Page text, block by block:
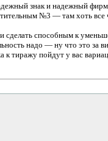
знак и надежный
№3 — там хоть все
сделать способным к
надо — ну что это за
к тиражу пойдут у вас